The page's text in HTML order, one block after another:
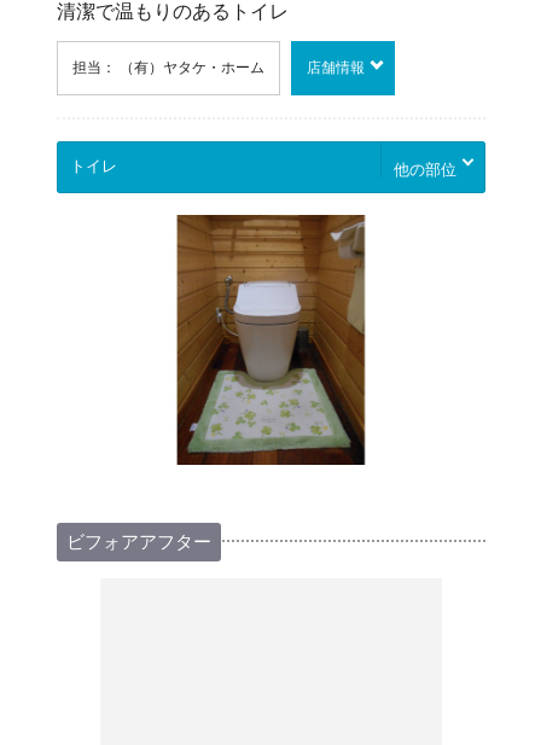
清潔で温もりのあるトイレ
担当： （有）ヤタケ・ホーム 店舗情報
他の部位
ビフォアアフター